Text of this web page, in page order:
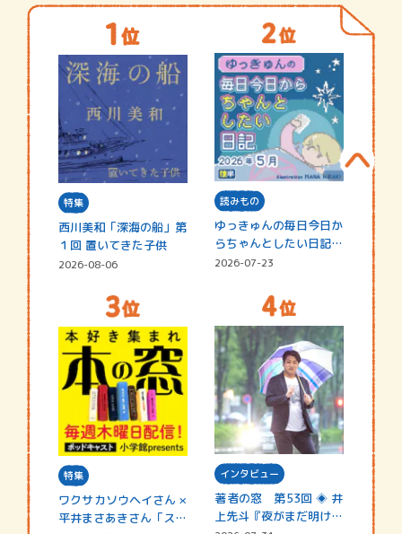
特集
西川美和「深海の船」第
１回 置いてきた子供
2026-08-06
読みもの
ゆっきゅんの毎日今日か
らちゃんとしたい日記
☆202…
2026-07-23
特集
ワクサカソウヘイさん ×
平井まさあきさん「スペ
インタビュー
著者の窓 第53回 ◈ 井
上先斗『夜がまだ明けな